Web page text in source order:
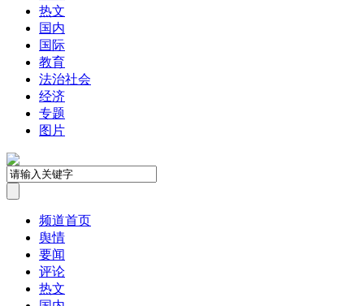
热文
国内
国际
教育
法治社会
经济
专题
图片
频道首页
舆情
要闻
评论
热文